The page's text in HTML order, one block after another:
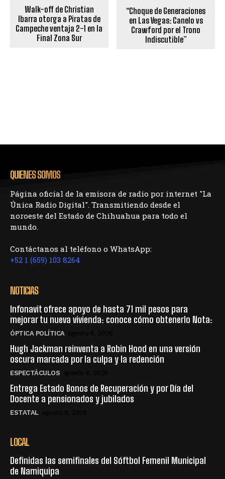
Walk-off de Christian
Ibarra otorga a Piratas de
Campeche ventaja 2-1 en la
Final Zona Sur
“Choque de Generaciones
en Las Vegas: Canelo vs
Crawford por el Trono
Indiscutible”
QUIENES SOMOS
Página oficial de la emisora de radio por internet "La
Única Radio Digital". Transmitiendo desde el
noroeste del Estado de Chihuahua para todo el
mundo.
Contáctanos al teléfono o WhatsApp:
+52 1 (659) 103 8264
NOTICIAS
Infonavit ofrece apoyo de hasta 71 mil pesos para
mejorar tu nueva vivienda: conoce cómo obtenerlo Nota:
ÓPTICA POLÍTICA
Hugh Jackman reinventa a Robin Hood en una versión
oscura marcada por la culpa y la redención
ESPECTÁCULOS
Entrega Estado Bonos de Recuperación y por Día del
Docente a pensionados y jubilados
ESTATAL
LOCAL
Definidas las semifinales del Sóftbol Femenil Municipal
de Namiquipa